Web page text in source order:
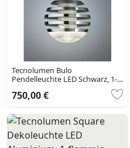
Tecnolumen Bulo
Pendelleuchte LED Schwarz, 1-
750,00 €